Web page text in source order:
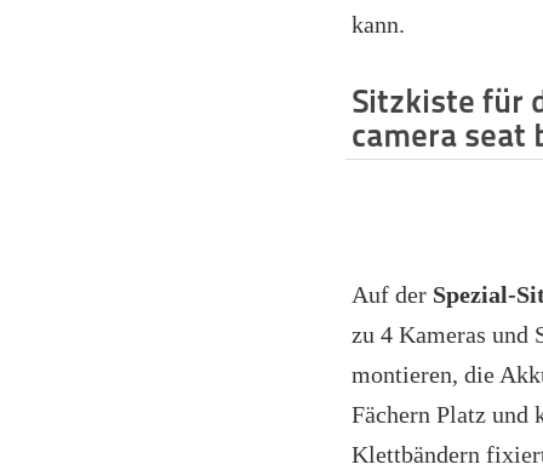
kann.
Sitzkiste für
camera seat
Auf der Spezial-
zu 4 Kameras und
montieren, die
Fächern Platz
Klettbändern